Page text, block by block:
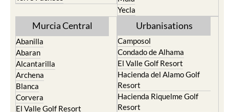
Yecla
Murcia Central
Abanilla
Abaran
Alcantarilla
Archena
Blanca
Corvera
El Valle Golf Resort
Urbanisations
Camposol
Condado de Alhama
El Valle Golf Resort
Hacienda del Alamo Golf
Resort
Hacienda Riquelme Golf
Resort